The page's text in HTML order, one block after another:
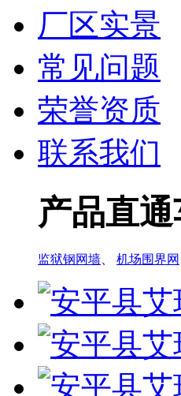
厂区实景
常见问题
荣誉资质
联系我们
产品直通
监狱钢网墙 机场围界网